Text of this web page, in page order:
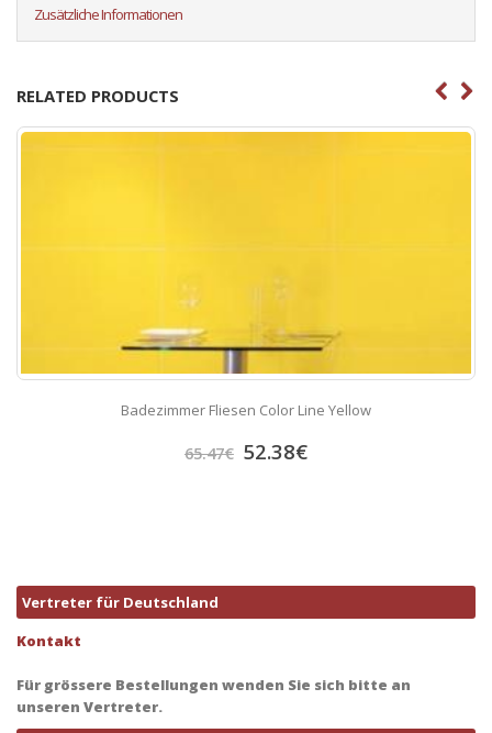
Zusätzliche Informationen
RELATED PRODUCTS
Badezimmer Fliesen Color Line Yellow
65.47€ 52.38€
Vertreter für Deutschland
Kontakt
Für grössere Bestellungen wenden Sie sich bitte an
unseren Vertreter.